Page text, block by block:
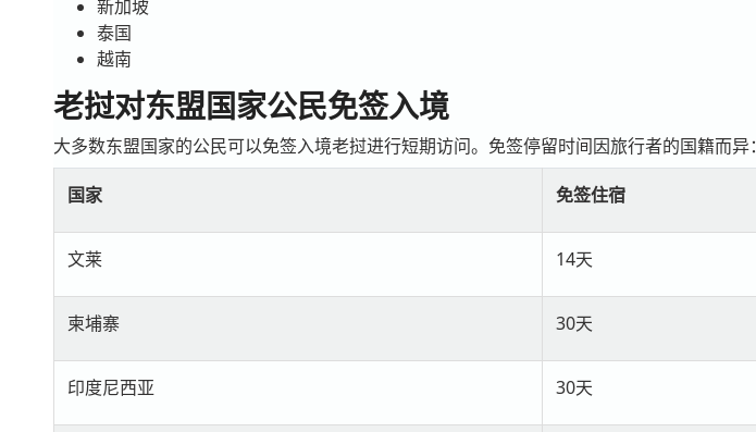
新加坡
泰国
越南
老挝对东盟国家公民免签入境
大多数东盟国家的公民可以免签入境老挝进行短期访问。免签停留时间因旅行者的国籍而异：
国家 免签住宿
文莱 14天
柬埔寨 30天
印度尼西亚 30天